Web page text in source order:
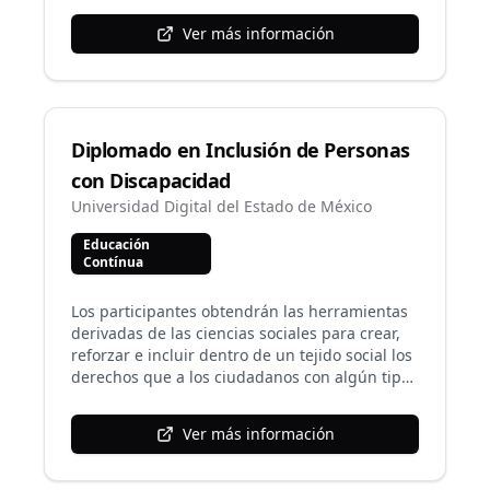
educación a distancia.
Ver más información
Diplomado en Inclusión de Personas
con Discapacidad
Universidad Digital del Estado de México
Educación
Contínua
Los participantes obtendrán las herramientas
derivadas de las ciencias sociales para crear,
reforzar e incluir dentro de un tejido social los
derechos que a los ciudadanos con algún tipo
óptica será impartida desde un enfoque
académico por los directamente afectados.
Ver más información